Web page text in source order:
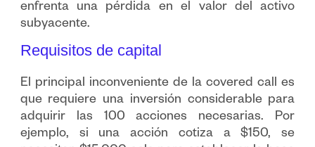
enfrenta una pérdida en el valor del activo
subyacente.
Requisitos de capital
El principal inconveniente de la covered call es
que requiere una inversión considerable para
adquirir las 100 acciones necesarias. Por
ejemplo, si una acción cotiza a $150, se